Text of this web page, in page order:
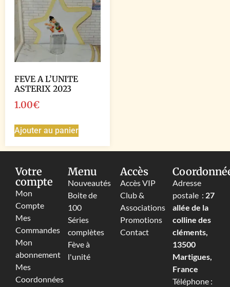
FEVE A L’UNITE
ASTERIX 2023
1.00€
Ajouter au panier
Votre
compte
Mon
Compte
Mes
Commandes
Mon
abonnement
Mes
Coordonnées
Menu
Nouveautés
Boite de
100
Séries
complètes
Fève à
l'unité
Accès
Accès VIP
Club &
Associations
Promotions
Contact
Adresse
postale : 27
allée de la
colline des
cléments,
13500
Martigues,
France
Téléphone :